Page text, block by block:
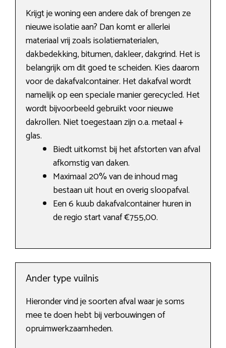
Krijgt je woning een andere dak of brengen ze
nieuwe isolatie aan? Dan komt er allerlei
materiaal vrij zoals isolatiematerialen,
dakbedekking, bitumen, dakleer, dakgrind. Het is
belangrijk om dit goed te scheiden. Kies daarom
voor de dakafvalcontainer. Het dakafval wordt
namelijk op een speciale manier gerecycled. Het
wordt bijvoorbeeld gebruikt voor nieuwe
dakrollen. Niet toegestaan zijn o.a. metaal +
glas.
Biedt uitkomst bij het afstorten van afval
afkomstig van daken.
Maximaal 20% van de inhoud mag
bestaan uit hout en overig sloopafval.
Een 6 kuub dakafvalcontainer huren in
de regio start vanaf €755,00.
Ander type vuilnis
Hieronder vind je soorten afval waar je soms
mee te doen hebt bij verbouwingen of
opruimwerkzaamheden.